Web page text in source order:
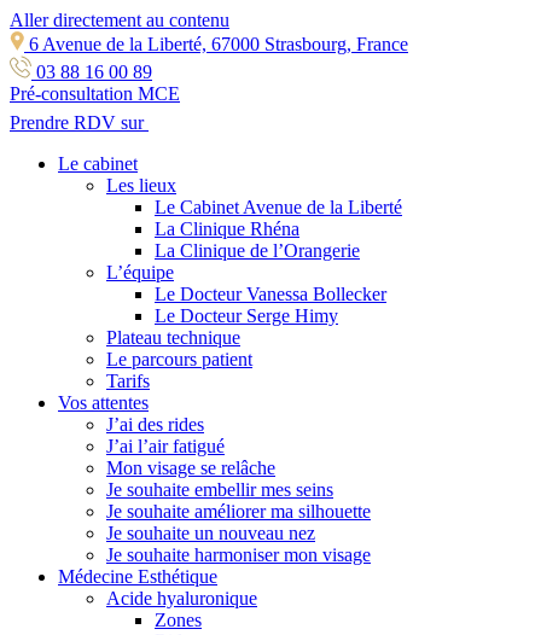
Aller directement au contenu
6 Avenue de la Liberté, 67000 Strasbourg, France
03 88 16 00 89
Pré-consultation MCE
Prendre RDV sur
Le cabinet
Les lieux
Le Cabinet Avenue de la Liberté
La Clinique Rhéna
La Clinique de l’Orangerie
L’équipe
Le Docteur Vanessa Bollecker
Le Docteur Serge Himy
Plateau technique
Le parcours patient
Tarifs
Vos attentes
J’ai des rides
J’ai l’air fatigué
Mon visage se relâche
Je souhaite embellir mes seins
Je souhaite améliorer ma silhouette
Je souhaite un nouveau nez
Je souhaite harmoniser mon visage
Médecine Esthétique
Acide hyaluronique
Zones